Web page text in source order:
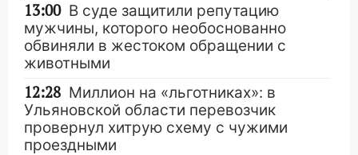
13:00 В суде защитили репутацию
мужчины, которого необоснованно
обвиняли в жестоком обращении с
животными
12:28 Миллион на «льготниках»: в
Ульяновской области перевозчик
провернул хитрую схему с чужими
проездными